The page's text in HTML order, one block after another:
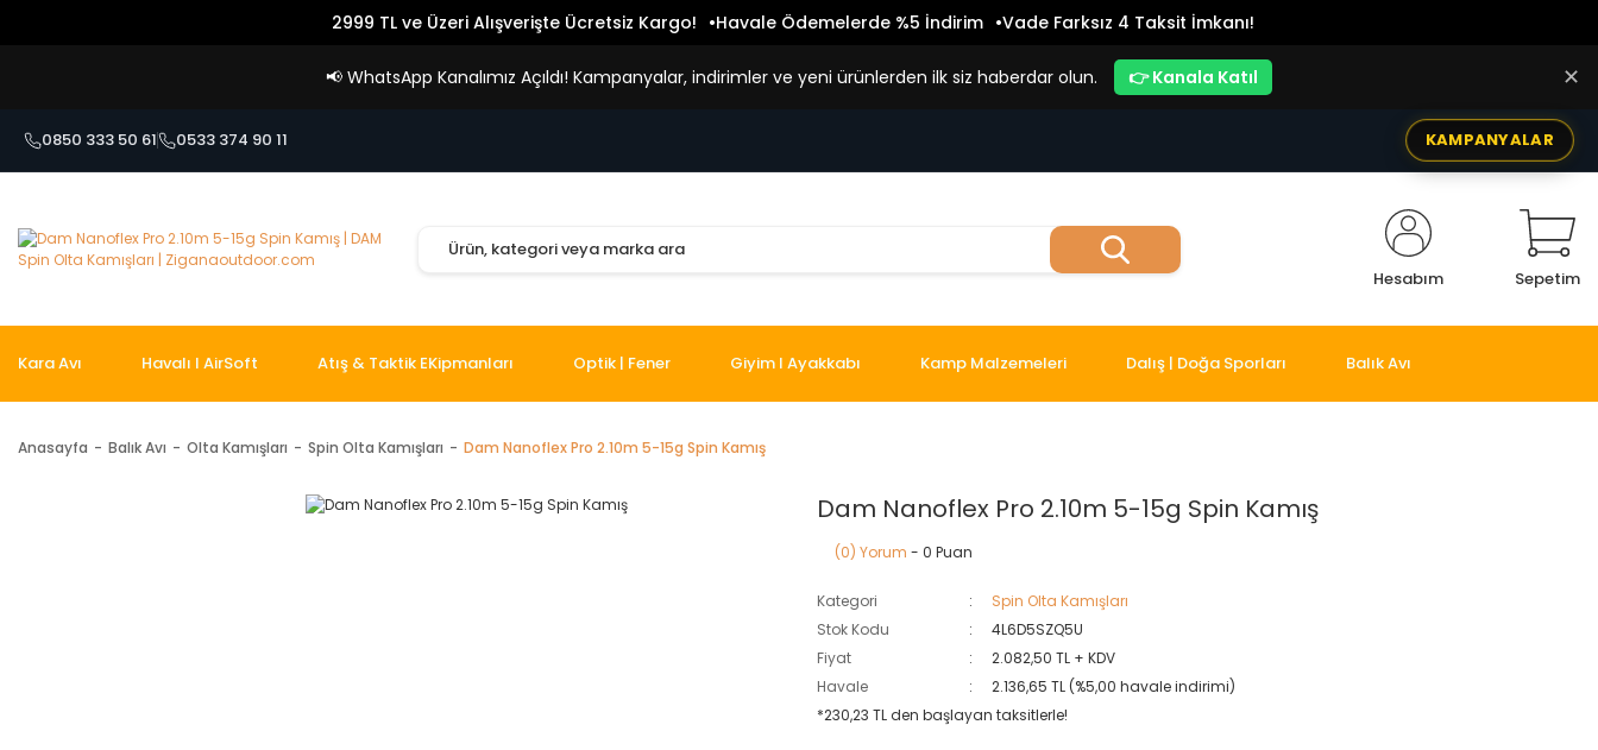
2999 TL ve Üzeri Alışverişte Ücretsiz Kargo! Havale Ödemelerde %5 İndirim Vade Farksız 4 Taksit İmkanı!
📢 WhatsApp Kanalımız Açıldı! Kampanyalar, indirimler ve yeni ürünlerden ilk siz haberdar olun. 👉 Kanala Katıl ✕
0850 333 50 61 0533 374 90 11 KAMPANYALAR
Hesabım Sepetim
Kara Avı Havalı I AirSoft Atış & Taktik EKipmanları Optik | Fener Giyim I Ayakkabı Kamp Malzemeleri Dalış | Doğa Sporları Balık Avı
Anasayfa Balık Avı Olta Kamışları Spin Olta Kamışları Dam Nanoflex Pro 2.10m 5-15g Spin Kamış
Dam Nanoflex Pro 2.10m 5-15g Spin Kamış
(0) Yorum - 0 Puan
Kategori
Spin Olta Kamışları
Stok Kodu
4L6D5SZQ5U
Fiyat
2.082,50 TL + KDV
Havale
2.136,65 TL (%5,00 havale indirimi)
*230,23 TL den başlayan taksitlerle!